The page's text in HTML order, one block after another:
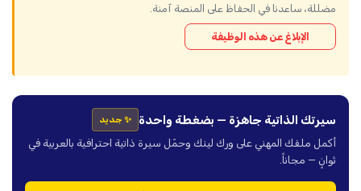
مضللة، ساعدنا في الحفاظ على المنصة آمنة.
الإبلاغ عن هذه الوظيفة
سيرتك الذاتية جاهزة — بضغطة واحدة ✨ جديد
أكمل ملفك المهني على ورك لينك وحمّل سيرة ذاتية احترافية بالعربية في
ثوانٍ — مجاناً.